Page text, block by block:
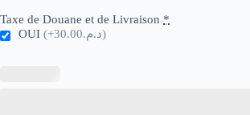
Taxe de Douane et de Livraison *
OUI
(+د.م.30.00)